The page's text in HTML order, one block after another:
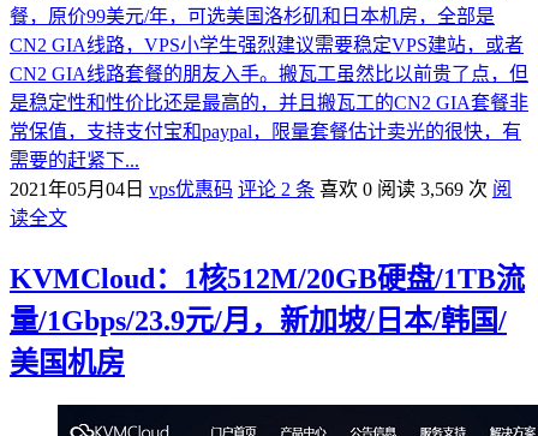
餐，原价99美元/年，可选美国洛杉矶和日本机房，全部是
CN2 GIA线路，VPS小学生强烈建议需要稳定VPS建站，或者
CN2 GIA线路套餐的朋友入手。搬瓦工虽然比以前贵了点，但
是稳定性和性价比还是最高的，并且搬瓦工的CN2 GIA套餐非
常保值，支持支付宝和paypal，限量套餐估计卖光的很快，有
需要的赶紧下...
2021年05月04日 vps优惠码 评论 2 条 喜欢 0 阅读 3,569 次 阅
读全文
KVMCloud：1核512M/20GB硬盘/1TB流
量/1Gbps/23.9元/月，新加坡/日本/韩国/
美国机房